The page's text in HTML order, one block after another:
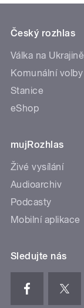
Český rozhlas
Válka na Ukrajině
Komunální volby
Stanice
eShop
mujRozhlas
Živé vysílání
Audioarchiv
Podcasty
Mobilní aplikace
Sledujte nás